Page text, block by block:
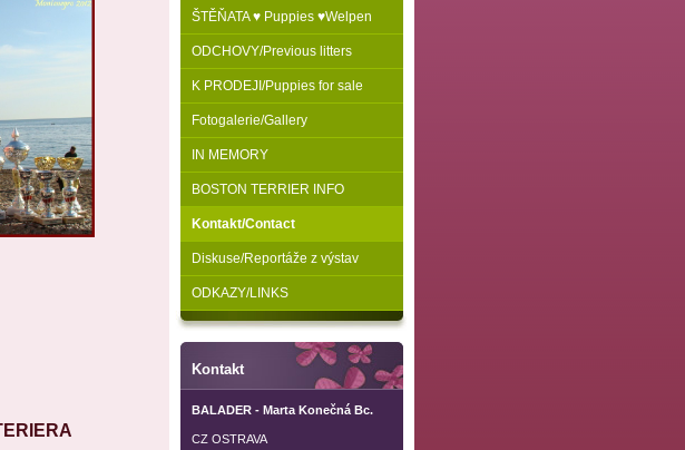
ŠTĚŇATA ♥ Puppies ♥Welpen
ODCHOVY/Previous litters
K PRODEJI/Puppies for sale
Fotogalerie/Gallery
IN MEMORY
BOSTON TERRIER INFO
Kontakt/Contact
Diskuse/Reportáže z výstav
ODKAZY/LINKS
Kontakt
BALADER - Marta Konečná Bc.
CZ OSTRAVA